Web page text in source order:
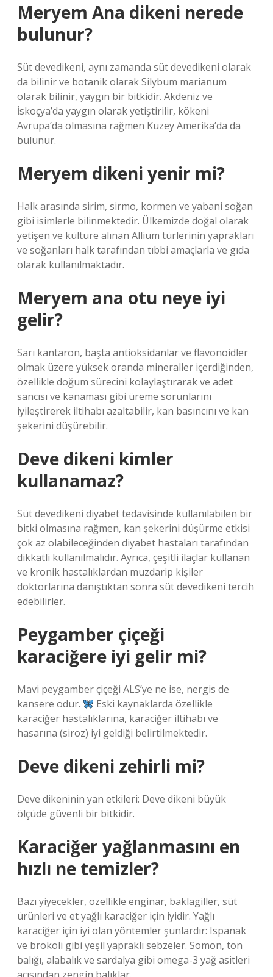
Meryem Ana dikeni nerede
bulunur?
Süt devedikeni, aynı zamanda süt devedikeni olarak
da bilinir ve botanik olarak Silybum marianum
olarak bilinir, yaygın bir bitkidir. Akdeniz ve
İskoçya’da yaygın olarak yetiştirilir, kökeni
Avrupa’da olmasına rağmen Kuzey Amerika’da da
bulunur.
Meryem dikeni yenir mi?
Halk arasında sirim, sirmo, kormen ve yabani soğan
gibi isimlerle bilinmektedir. Ülkemizde doğal olarak
yetişen ve kültüre alınan Allium türlerinin yaprakları
ve soğanları halk tarafından tıbbi amaçlarla ve gıda
olarak kullanılmaktadır.
Meryem ana otu neye iyi
gelir?
Sarı kantaron, başta antioksidanlar ve flavonoidler
olmak üzere yüksek oranda mineraller içerdiğinden,
özellikle doğum sürecini kolaylaştırarak ve adet
sancısı ve kanaması gibi üreme sorunlarını
iyileştirerek iltihabı azaltabilir, kan basıncını ve kan
şekerini düşürebilir.
Deve dikeni kimler
kullanamaz?
Süt devedikeni diyabet tedavisinde kullanılabilen bir
bitki olmasına rağmen, kan şekerini düşürme etkisi
çok az olabileceğinden diyabet hastaları tarafından
dikkatli kullanılmalıdır. Ayrıca, çeşitli ilaçlar kullanan
ve kronik hastalıklardan muzdarip kişiler
doktorlarına danıştıktan sonra süt devedikeni tercih
edebilirler.
Peygamber çiçeği
karaciğere iyi gelir mi?
Mavi peygamber çiçeği ALS’ye ne ise, nergis de
kansere odur.
Eski kaynaklarda özellikle
karaciğer hastalıklarına, karaciğer iltihabı ve
hasarına (siroz) iyi geldiği belirtilmektedir.
Deve dikeni zehirli mi?
Deve dikeninin yan etkileri: Deve dikeni büyük
ölçüde güvenli bir bitkidir.
Karaciğer yağlanmasını en
hızlı ne temizler?
Bazı yiyecekler, özellikle enginar, baklagiller, süt
ürünleri ve et yağlı karaciğer için iyidir. Yağlı
karaciğer için iyi olan yöntemler şunlardır: Ispanak
ve brokoli gibi yeşil yapraklı sebzeler. Somon, ton
balığı, alabalık ve sardalya gibi omega-3 yağ asitleri